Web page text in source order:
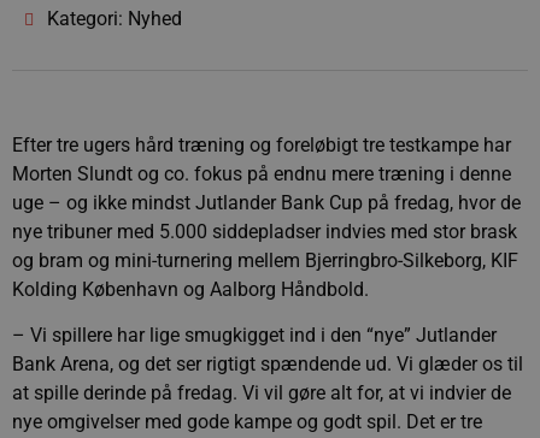
Kategori: Nyhed
Efter tre ugers hård træning og foreløbigt tre testkampe har
Morten Slundt og co. fokus på endnu mere træning i denne
uge – og ikke mindst Jutlander Bank Cup på fredag, hvor de
nye tribuner med 5.000 siddepladser indvies med stor brask
og bram og mini-turnering mellem Bjerringbro-Silkeborg, KIF
Kolding København og Aalborg Håndbold.
– Vi spillere har lige smugkigget ind i den “nye” Jutlander
Bank Arena, og det ser rigtigt spændende ud. Vi glæder os til
at spille derinde på fredag. Vi vil gøre alt for, at vi indvier de
nye omgivelser med gode kampe og godt spil. Det er tre